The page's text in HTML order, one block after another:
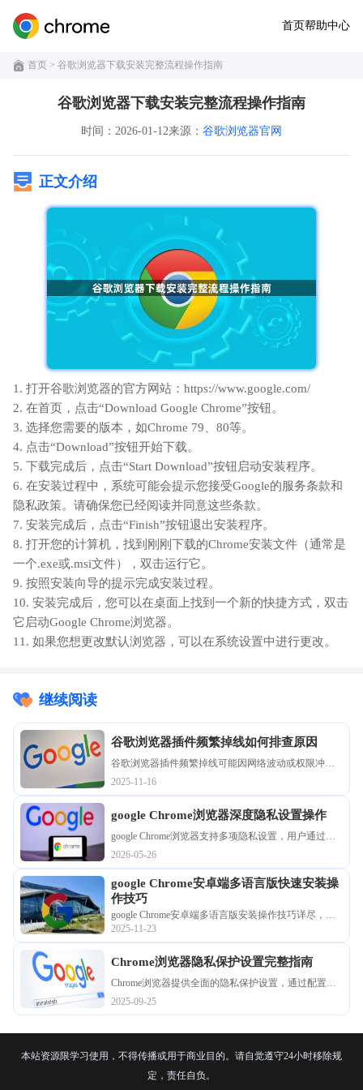
首页帮助中心
首页 > 谷歌浏览器下载安装完整流程操作指南
谷歌浏览器下载安装完整流程操作指南
时间：2026-01-12来源： 谷歌浏览器官网
正文介绍
1. 打开谷歌浏览器的官方网站：https://www.google.com/
2. 在首页，点击“Download Google Chrome”按钮。
3. 选择您需要的版本，如Chrome 79、80等。
4. 点击“Download”按钮开始下载。
5. 下载完成后，点击“Start Download”按钮启动安装程序。
6. 在安装过程中，系统可能会提示您接受Google的服务条款和
隐私政策。请确保您已经阅读并同意这些条款。
7. 安装完成后，点击“Finish”按钮退出安装程序。
8. 打开您的计算机，找到刚刚下载的Chrome安装文件（通常是
一个.exe或.msi文件），双击运行它。
9. 按照安装向导的提示完成安装过程。
10. 安装完成后，您可以在桌面上找到一个新的快捷方式，双击
它启动Google Chrome浏览器。
11. 如果您想更改默认浏览器，可以在系统设置中进行更改。
继续阅读
谷歌浏览器插件频繁掉线如何排查原因
谷歌浏览器插件频繁掉线可能因网络波动或权限冲
突。通过网络检测和权限设置调整，用户可有效解决
插件掉线问题。
2025-11-16
google Chrome浏览器深度隐私设置操作
google Chrome浏览器支持多项隐私设置，用户通过深
度操作可增强账户和浏览数据保护，提升上网安全性
和隐私管理能力。
2026-05-26
google Chrome安卓端多语言版快速安装操
作技巧
google Chrome安卓端多语言版安装操作技巧详尽，适
合多语言需求。本文分享完整步骤和方法，帮助用户
快速完成移动端安装并顺畅切换语言。
2025-11-23
Chrome浏览器隐私保护设置完整指南
Chrome浏览器提供全面的隐私保护设置，通过配置安
全选项和权限管理，有效保护用户信息安全，提升浏
览过程的安全性和隐私保护水平。
2025-09-25
本站资源限学习使用，不得传播或用于商业目的。请自觉遵守24小时移除规
定，责任自负。